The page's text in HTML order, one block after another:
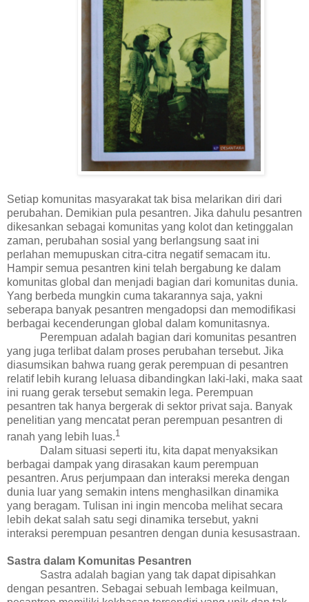
Setiap komunitas masyarakat tak bisa melarikan diri dari
perubahan. Demikian pula pesantren. Jika dahulu pesantren
dikesankan sebagai komunitas yang kolot dan ketinggalan
zaman, perubahan sosial yang berlangsung saat ini
perlahan memupuskan citra-citra negatif semacam itu.
Hampir semua pesantren kini telah bergabung ke dalam
komunitas global dan menjadi bagian dari komunitas dunia.
Yang berbeda mungkin cuma takarannya saja, yakni
seberapa banyak pesantren mengadopsi dan memodifikasi
berbagai kecenderungan global dalam komunitasnya.
Perempuan adalah bagian dari komunitas pesantren
yang juga terlibat dalam proses perubahan tersebut. Jika
diasumsikan bahwa ruang gerak perempuan di pesantren
relatif lebih kurang leluasa dibandingkan laki-laki, maka saat
ini ruang gerak tersebut semakin lega. Perempuan
pesantren tak hanya bergerak di sektor privat saja. Banyak
penelitian yang mencatat peran perempuan pesantren di
ranah yang lebih luas.1
Dalam situasi seperti itu, kita dapat menyaksikan
berbagai dampak yang dirasakan kaum perempuan
pesantren. Arus perjumpaan dan interaksi mereka dengan
dunia luar yang semakin intens menghasilkan dinamika
yang beragam. Tulisan ini ingin mencoba melihat secara
lebih dekat salah satu segi dinamika tersebut, yakni
interaksi perempuan pesantren dengan dunia kesusastraan.
Sastra dalam Komunitas Pesantren
Sastra adalah bagian yang tak dapat dipisahkan
dengan pesantren. Sebagai sebuah lembaga keilmuan,